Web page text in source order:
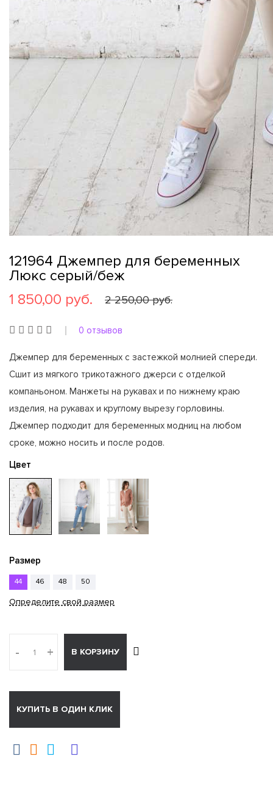
121964 Джемпер для беременных
Люкс серый/беж
1 850,00 руб.
2 250,00 руб.
0 отзывов
Джемпер для беременных с застежкой молнией спереди.
Сшит из мягкого трикотажного джерси с отделкой
компаньоном. Манжеты на рукавах и по нижнему краю
изделия, на рукавах и круглому вырезу горловины.
Джемпер подходит для беременных модниц на любом
сроке, можно носить и после родов.
Цвет
Размер
44 46 48 50
Определите свой размер
- + В КОРЗИНУ
КУПИТЬ В ОДИН КЛИК